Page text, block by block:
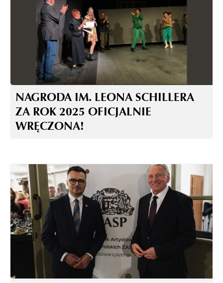
NAGRODA IM. LEONA SCHILLERA
ZA ROK 2025 OFICJALNIE
WRĘCZONA!